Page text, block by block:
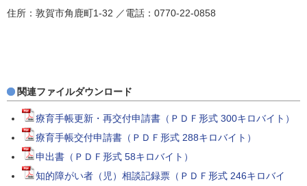
住所：敦賀市角鹿町1-32 ／電話：0770-22-0858
関連ファイルダウンロード
療育手帳更新・再交付申請書（ＰＤＦ形式 300キロバイト）
療育手帳交付申請書（ＰＤＦ形式 288キロバイト）
申出書（ＰＤＦ形式 58キロバイト）
知的障がい者（児）相談記録票（ＰＤＦ形式 246キロバイ